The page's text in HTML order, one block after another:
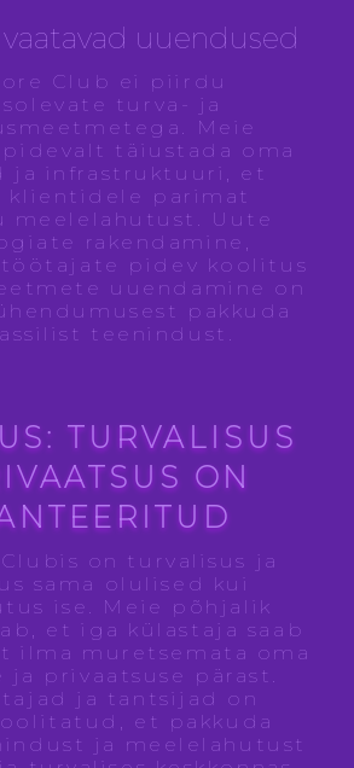
vaatavad uuendused
Club ei piirdu
turva- ja
Meie
pidevalt täiustada oma
ja infrastruktuuri, et
klientidele parimat
meelelahutust. Uute
rakendamine,
pidev koolitus
uuendamine on
pakkuda
teenindust.
TURVALISUS
ON
on turvalisus ja
sama olulised kui
ise. Meie põhjalik
et iga külastaja saab
ilma muretsemata oma
ja privaatsuse pärast.
ja tantsijad on
et pakkuda
ja meelelahutust